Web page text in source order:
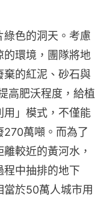
綠色的洞天。考慮
的環境，團隊將地
棄的紅泥、砂石與
高肥沃程度，給植
用」模式，不僅能
270萬噸。而為了
較近的黃河水，
程中抽排的地下
當於50萬人城市用